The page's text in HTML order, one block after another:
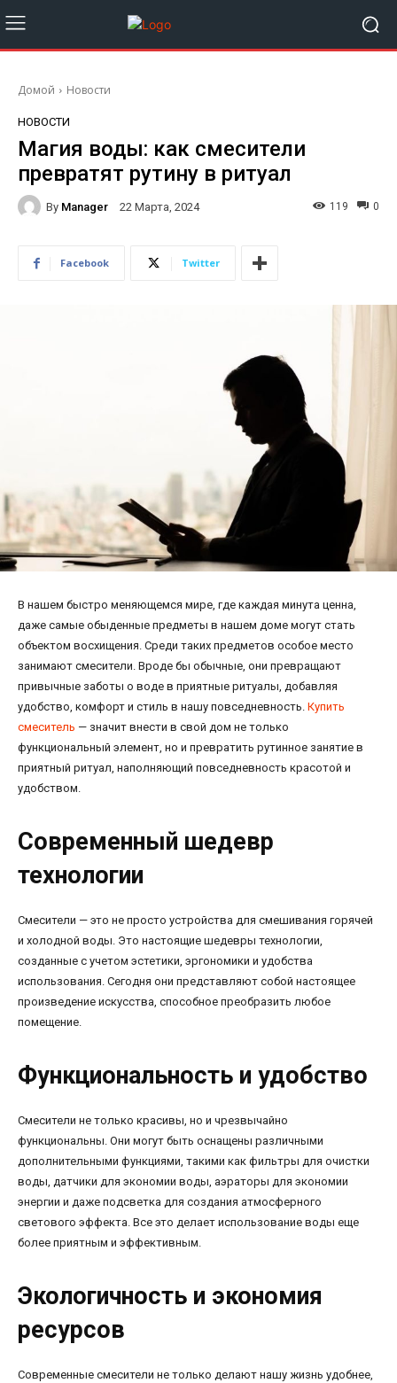
Домой Новости
НОВОСТИ
Магия воды: как смесители
превратят рутину в ритуал
By Manager 22 Марта, 2024 0
119
Facebook Twitter
В нашем быстро меняющемся мире, где каждая минута ценна,
даже самые обыденные предметы в нашем доме могут стать
объектом восхищения. Среди таких предметов особое место
занимают смесители. Вроде бы обычные, они превращают
привычные заботы о воде в приятные ритуалы, добавляя
удобство, комфорт и стиль в нашу повседневность. Купить
смеситель — значит внести в свой дом не только
функциональный элемент, но и превратить рутинное занятие в
приятный ритуал, наполняющий повседневность красотой и
удобством.
Современный шедевр
технологии
Смесители — это не просто устройства для смешивания горячей
и холодной воды. Это настоящие шедевры технологии,
созданные с учетом эстетики, эргономики и удобства
использования. Сегодня они представляют собой настоящее
произведение искусства, способное преобразить любое
помещение.
Функциональность и удобство
Смесители не только красивы, но и чрезвычайно
функциональны. Они могут быть оснащены различными
дополнительными функциями, такими как фильтры для очистки
воды, датчики для экономии воды, аэраторы для экономии
энергии и даже подсветка для создания атмосферного
светового эффекта. Все это делает использование воды еще
более приятным и эффективным.
Экологичность и экономия
ресурсов
Современные смесители не только делают нашу жизнь удобнее,